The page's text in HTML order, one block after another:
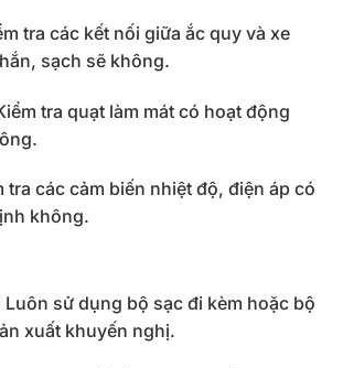
tra các kết nối giữa ắc quy và xe
sạch sẽ không.
tra quạt làm mát có hoạt động
tra các cảm biến nhiệt độ, điện áp có
không.
Luôn sử dụng bộ sạc đi kèm hoặc bộ
xuất khuyến nghị.